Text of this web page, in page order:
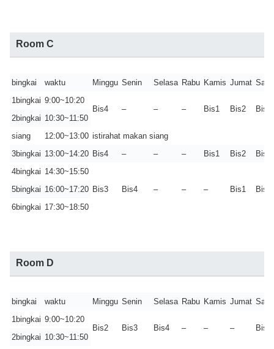
Room C
bingkai waktu Minggu Senin Selasa Rabu Kamis Jumat
1bingkai 9:00~10:20
Bis4
– – – Bis1 Bis2
Bis3
2bingkai 10:30~11:50
siang
12:00~13:00 istirahat makan siang
3bingkai 13:00~14:20 Bis4 – – – Bis1 Bis2
Bis3
4bingkai 14:30~15:50
Bis3
Bis4 – – – Bis1 Bis2
5bingkai 16:00~17:20
6bingkai 17:30~18:50
Room D
bingkai waktu Minggu Senin Selasa Rabu Kamis Jumat
1bingkai 9:00~10:20
Bis2
Bis3 Bis4 – – –
Bis1
2bingkai 10:30~11:50